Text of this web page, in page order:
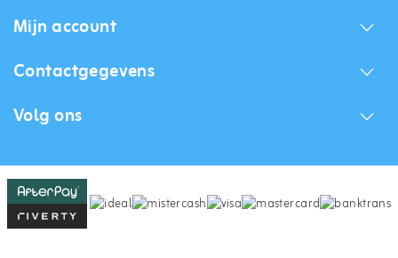
Mijn account
Contactgegevens
Volg ons